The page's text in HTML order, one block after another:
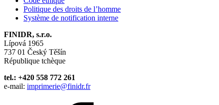
Politique des droits de l’homme
Système de notification interne
FINIDR, s.r.o.
Lípová 1965
737 01 Český Těšín
République tchèque
tel.: +420 558 772 261
e-mail: imprimerie@finidr.fr